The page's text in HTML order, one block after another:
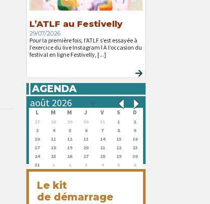
L’ATLF au Festivelly
29/07/2026
Pour la première fois, l’ATLF s’est essayée à
l’exercice du live Instagram ! A l’occasion du
festival en ligne Festivelly, [...]
AGENDA
L M M J V S D
27 28 29 30 31 1
2
3
4 5 6 7 8
9
10
11 12 13 14 15
16
17
18 19 20 21 22
23
24
25 26 27 28 29
30
31
1 2 3 4 5 6
Le kit
de démarrage